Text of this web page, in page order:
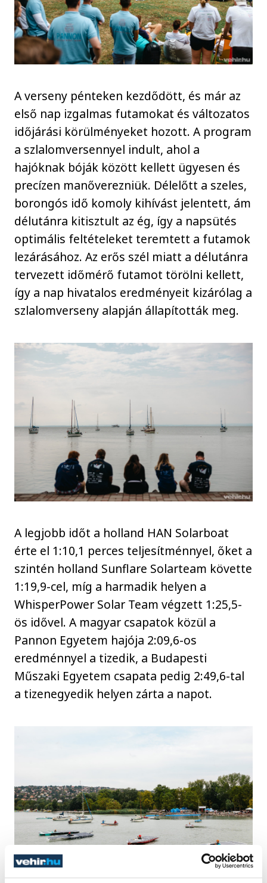
A verseny pénteken kezdődött, és már az
első nap izgalmas futamokat és változatos
időjárási körülményeket hozott. A program
a szlalomversennyel indult, ahol a
hajóknak bóják között kellett ügyesen és
precízen manőverezniük. Délelőtt a szeles,
borongós idő komoly kihívást jelentett, ám
délutánra kitisztult az ég, így a napsütés
optimális feltételeket teremtett a futamok
lezárásához. Az erős szél miatt a délutánra
tervezett időmérő futamot törölni kellett,
így a nap hivatalos eredményeit kizárólag a
szlalomverseny alapján állapították meg.
A legjobb időt a holland HAN Solarboat
érte el 1:10,1 perces teljesítménnyel, őket a
szintén holland Sunflare Solarteam követte
1:19,9-cel, míg a harmadik helyen a
WhisperPower Solar Team végzett 1:25,5-
ös idővel. A magyar csapatok közül a
Pannon Egyetem hajója 2:09,6-os
eredménnyel a tizedik, a Budapesti
Műszaki Egyetem csapata pedig 2:49,6-tal
a tizenegyedik helyen zárta a napot.